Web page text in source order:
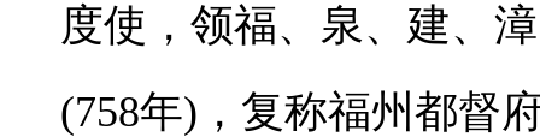
度使，领福、泉、建、
(758年)，复称福州都督